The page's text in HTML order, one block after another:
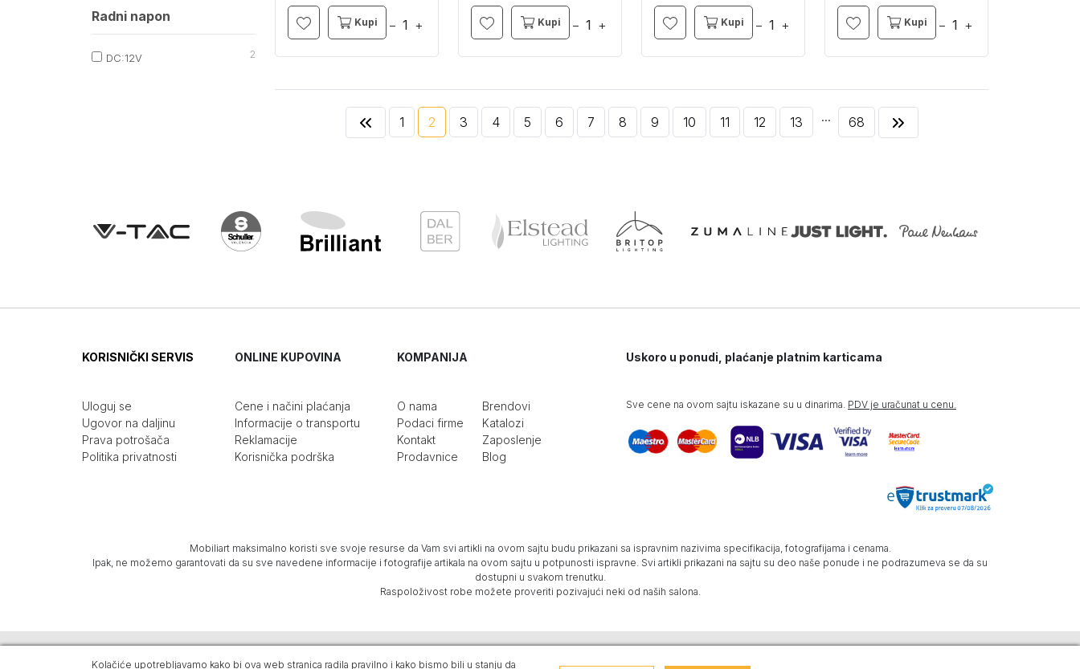
Radni napon
DC:12V 2
Kupi − + Kupi − + Kupi − + Kupi − +
1 2 3 4 5 6 7 8 9 10 11 12 13 ... 68
KORISNIČKI SERVIS
Uloguj se
Ugovor na daljinu
Prava potrošača
Politika privatnosti
ONLINE KUPOVINA
Cene i načini plaćanja
Informacije o transportu
Reklamacije
Korisnička podrška
KOMPANIJA
O nama
Podaci firme
Kontakt
Prodavnice
Brendovi
Katalozi
Zaposlenje
Blog
Uskoro u ponudi, plaćanje platnim karticama
Sve cene na ovom sajtu iskazane su u dinarima. PDV je uračunat u cenu.
Mobiliart maksimalno koristi sve svoje resurse da Vam svi artikli na ovom sajtu budu prikazani sa ispravnim nazivima specifikacija, fotografijama i cenama.
Ipak, ne možemo garantovati da su sve navedene informacije i fotografije artikala na ovom sajtu u potpunosti ispravne. Svi artikli prikazani na sajtu su deo naše ponude i ne podrazumeva se da su
dostupni u svakom trenutku.
Raspoloživost robe možete proveriti pozivajući neki od naših salona.
Mobiliart © 2026. Sva prava zadržana -Powered by Dajbog.Design by Blur.Web prodavnica i SEO Web Business Solutions
Kolačiće upotrebljavamo kako bi ova web stranica radila pravilno i kako bismo bili u stanju da